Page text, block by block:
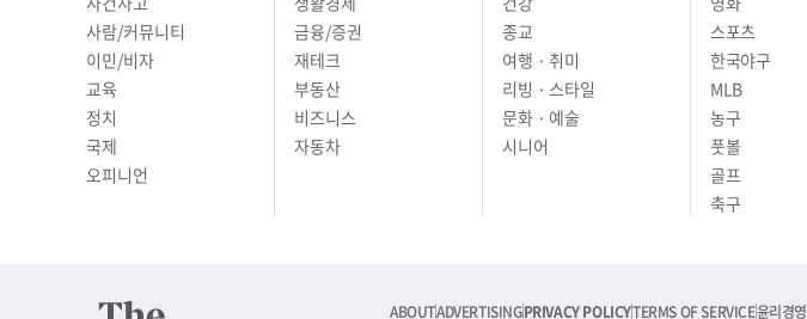
사람/커뮤니티
이민/비자
교육
정치
국제
오피니언
금융/증권
재테크
부동산
비즈니스
자동차
종교
여행 · 취미
리빙 · 스타일
문화 · 예술
시니어
스포츠
한국야구
MLB
농구
풋볼
골프
축구
ABOUTADVERTISINGPRIVACY POLICYTERMS OF SERVICE윤리경영